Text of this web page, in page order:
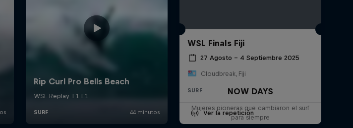
WSL Finals Fiji
27 Agosto – 4 Septiembre 2025
Cloudbreak, Fiji
SURF
Ver la repetición
NOW DAYS
Mujeres pioneras que cambiaron el surf
para siempre